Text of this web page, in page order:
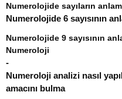
Numerolojide sayıların
Numerolojide 6 sayısının
Numerolojide 9 sayısının
Numeroloji
-
Numeroloji analizi nasıl
amacını bulma